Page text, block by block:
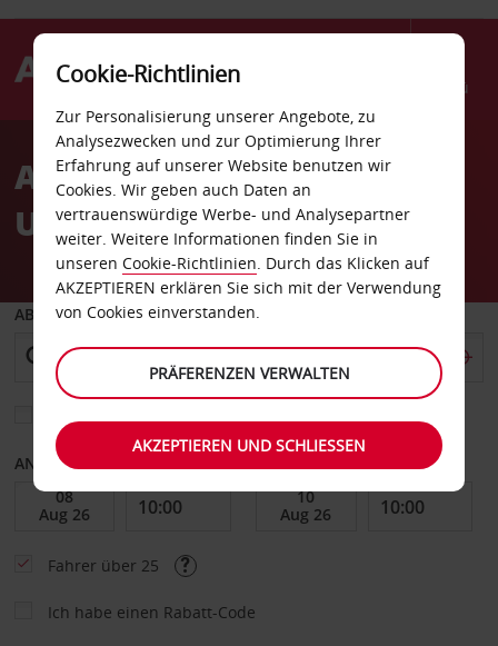
Menü
AvisAutovermietung
Ulsteinvik Stadt
ABHOLEN VON
ANFANGSDATUM
Fahrer über 25
Ich habe einen Rabatt-Code
Cookie-Richtlinien
Zur Personalisierung unserer Angebote, zu
Analysezwecken und zur Optimierung Ihrer
Erfahrung auf unserer Website benutzen wir
Cookies. Wir geben auch Daten an
vertrauenswürdige Werbe- und Analysepartner
weiter. Weitere Informationen finden Sie in
unseren Cookie-Richtlinien. Durch das Klicken auf
AKZEPTIEREN erklären Sie sich mit der Verwendung
von Cookies einverstanden.
PRÄFERENZEN VERWALTEN
AKZEPTIEREN UND SCHLIESSEN